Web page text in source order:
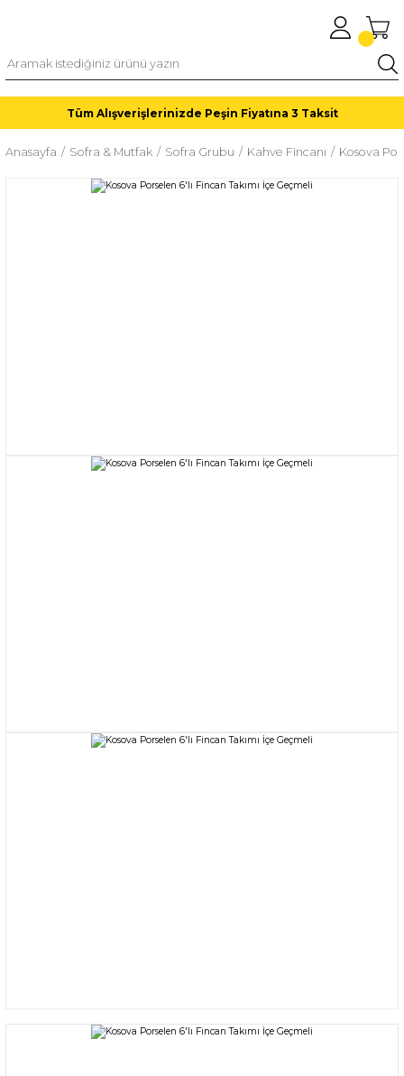
Tüm Alışverişlerinizde Peşin Fiyatına 3 Taksit
Anasayfa Sofra & Mutfak Sofra Grubu Kahve Fincanı Kosova